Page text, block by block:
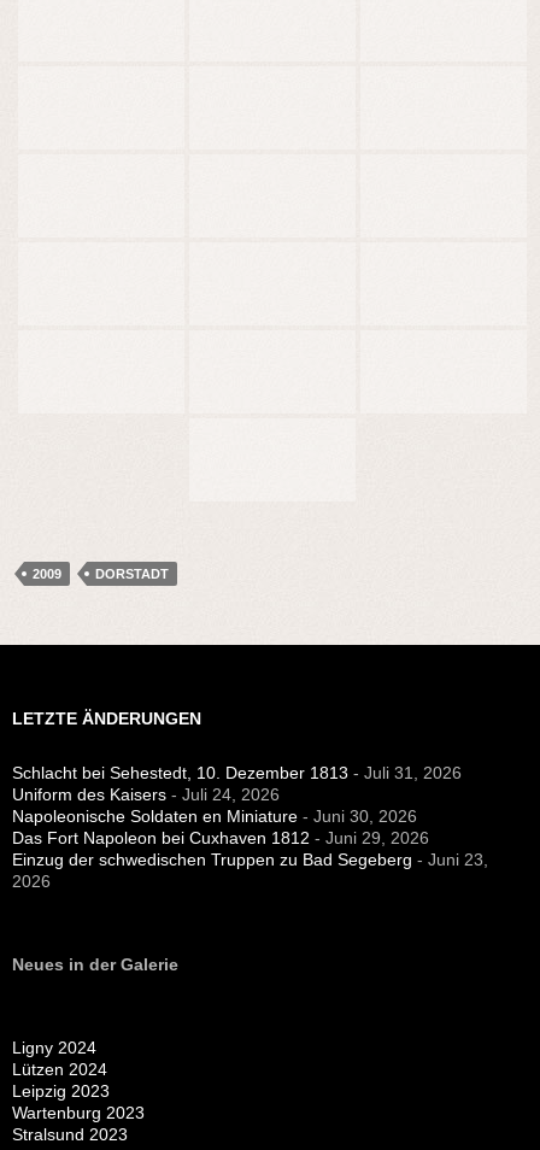
2009 DORSTADT
LETZTE ÄNDERUNGEN
Schlacht bei Sehestedt, 10. Dezember 1813 - Juli 31, 2026
Uniform des Kaisers - Juli 24, 2026
Napoleonische Soldaten en Miniature - Juni 30, 2026
Das Fort Napoleon bei Cuxhaven 1812 - Juni 29, 2026
Einzug der schwedischen Truppen zu Bad Segeberg - Juni 23,
2026
Neues in der Galerie
Ligny 2024
Lützen 2024
Leipzig 2023
Wartenburg 2023
Stralsund 2023